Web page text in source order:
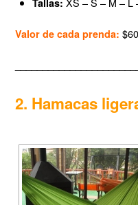
Programación 2018
Galerías
Cerros de Mavecure
Chocó
Valor de cada prenda:
2. Hamacas